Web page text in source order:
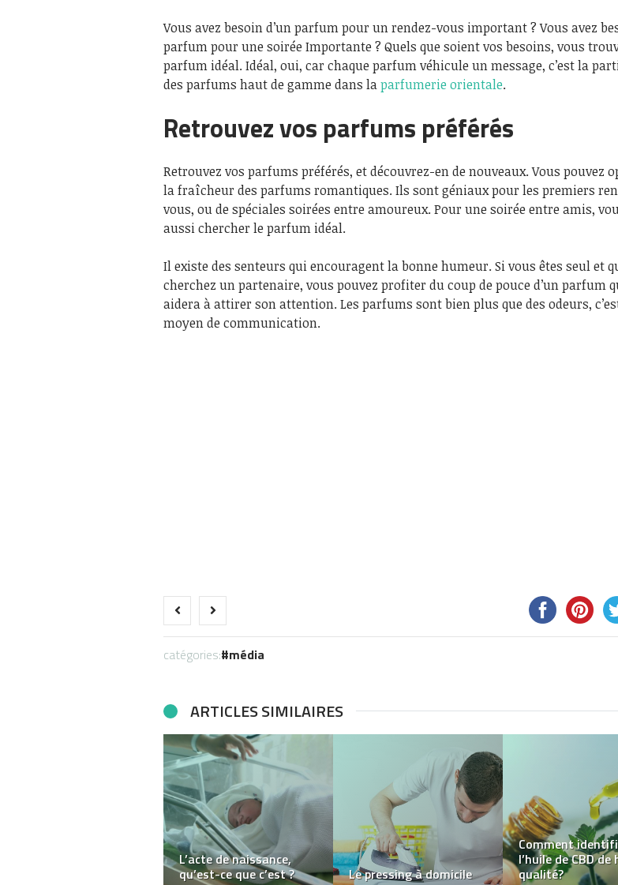
Vous avez besoin d’un parfum pour un rendez-vous important ? Vous avez
parfum pour une soirée Importante ? Quels que soient vos besoins, vous
parfum idéal. Idéal, oui, car chaque parfum véhicule un message, c’est la
des parfums haut de gamme dans laparfumerie orientale.
Retrouvez vos parfums préférés
Retrouvez vos parfums préférés, et découvrez-en de nouveaux. Vous pouvez
la fraîcheur des parfums romantiques. Ils sont géniaux pour les premiers
vous, ou de spéciales soirées entre amoureux. Pour une soirée entre amis,
aussi chercher le parfum idéal.
Il existe des senteurs qui encouragent la bonne humeur. Si vous êtes seul et
cherchez un partenaire, vous pouvez profiter du coup de pouce d’un parfum
aidera à attirer son attention. Les parfums sont bien plus que des odeurs,
moyen de communication.
catégories: média
ARTICLES SIMILAIRES
Que sont les webzines
et dois-je en publier un?
la publication d’une
annonce pour les
entreprises Location d’écran